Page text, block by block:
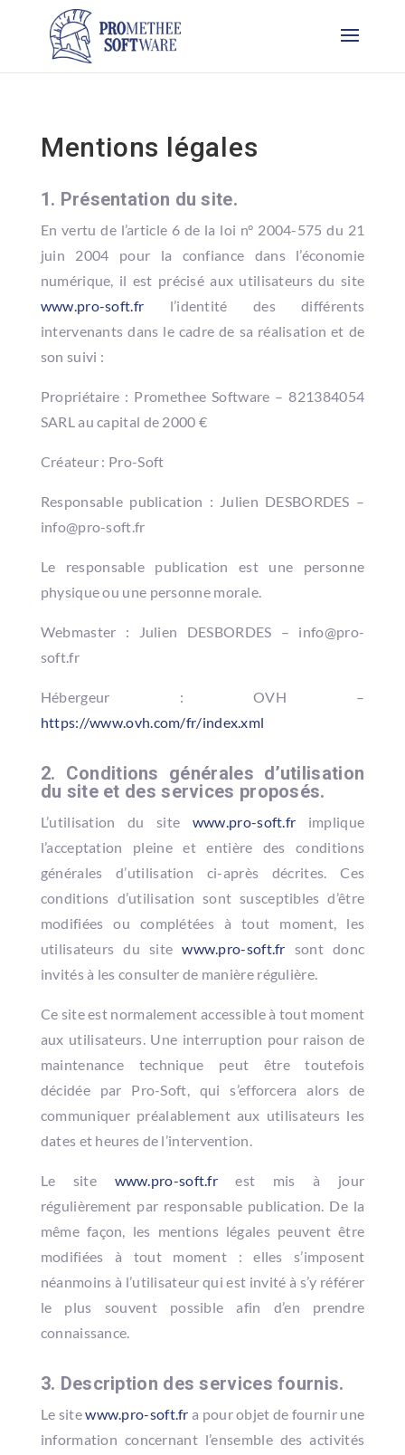
Mentions légales
1. Présentation du site.
En vertu de l’article 6 de la loi n° 2004-575 du 21
juin 2004 pour la confiance dans l’économie
numérique, il est précisé aux utilisateurs du site
www.pro-soft.fr l’identité des différents
intervenants dans le cadre de sa réalisation et de
son suivi :
Propriétaire : Promethee Software – 821384054
SARL au capital de 2000 €
Créateur : Pro-Soft
Responsable publication : Julien DESBORDES –
info@pro-soft.fr
Le responsable publication est une personne
physique ou une personne morale.
Webmaster : Julien DESBORDES – info@pro-
soft.fr
Hébergeur : OVH –
https://www.ovh.com/fr/index.xml
2. Conditions générales d’utilisation
du site et des services proposés.
L’utilisation du site www.pro-soft.fr implique
l’acceptation pleine et entière des conditions
générales d’utilisation ci-après décrites. Ces
conditions d’utilisation sont susceptibles d’être
modifiées ou complétées à tout moment, les
utilisateurs du sitewww.pro-soft.fr sont donc
invités à les consulter de manière régulière.
Ce site est normalement accessible à tout moment
aux utilisateurs. Une interruption pour raison de
maintenance technique peut être toutefois
décidée par Pro-Soft, qui s’efforcera alors de
communiquer préalablement aux utilisateurs les
dates et heures de l’intervention.
Le site www.pro-soft.fr est mis à jour
régulièrement par responsable publication. De la
même façon, les mentions légales peuvent être
modifiées à tout moment : elles s’imposent
néanmoins à l’utilisateur qui est invité à s’y référer
le plus souvent possible afin d’en prendre
connaissance.
3. Description des services fournis.
Le sitewww.pro-soft.fr a pour objet de fournir une
information concernant l’ensemble des activités